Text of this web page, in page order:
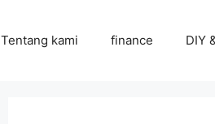
Tentang kami finance DIY